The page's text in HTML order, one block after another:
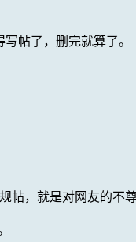
帖了，删完就算了。
帖，就是对网友的不